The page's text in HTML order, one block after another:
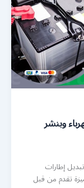
كراج كهرباء وبنشر
إطارات
تقدم من قبل